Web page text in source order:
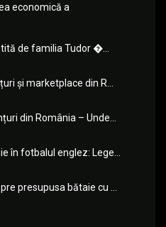
economică a
de familia Tudor �...
și marketplace din R...
din România – Unde...
în fotbalul englez: Lege...
presupusa bătaie cu ...